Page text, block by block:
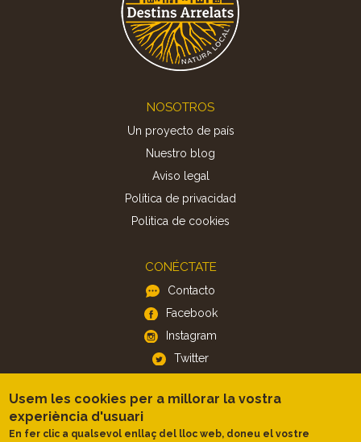
NOSOTROS
Un proyecto de país
Nuestro blog
Aviso legal
Política de privacidad
Politica de cookies
CONÉCTATE
Contacto
Facebook
Instagram
Twitter
APP
iOS
Usem les cookies per a millorar la vostra
experiència d'usuari
En fer clic a qualsevol enllaç del lloc web, doneu el vostre